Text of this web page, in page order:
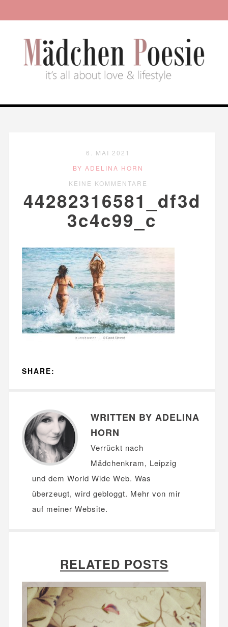
6. MAI 2021
BY ADELINA HORN
KEINE KOMMENTARE
44282316581_df3d
3c4c99_c
SHARE:
WRITTEN BY ADELINA
HORN
Verrückt nach
Mädchenkram, Leipzig
und dem World Wide Web. Was
überzeugt, wird gebloggt. Mehr von mir
auf meiner Website.
RELATED POSTS